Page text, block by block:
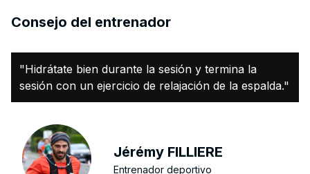
Consejo del entrenador
"Hidrátate bien durante la sesión y termina la
sesión con un ejercicio de relajación de la espalda."
Jérémy FILLIERE
Entrenador deportivo